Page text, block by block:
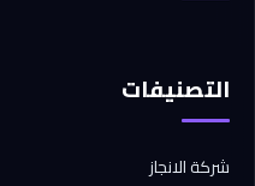
التصنيفات
شركة الانجاز